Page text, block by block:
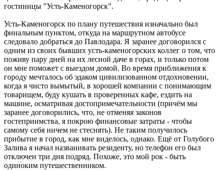
гостиницы "Усть-Каменогорск".
Усть-Каменогорск по плану путешествия изначально был
финальным пунктом, откуда на маршрутном автобусе
следовало добраться до Павлодара. Я заранее договорился с
одним из своих бывших усть-каменогорских коллег о том, что
поживу пару дней на их лесной даче в горах, и только потом
он мне поможет с выездом домой. Во время приближения к
городу мечталось об эдаком цивилизованном отдохновении,
когда я чисто вымытый, в хорошей компании с понимающим
товарищем, буду кушать в проверенных кафе, ездить на
машине, осматривая достопримечательности (причём мы
заранее договорились, что, не отменяя законов
гостеприимства, я покрою финансовые затраты - чтобы
самому себя ничем не стеснять). Не таким получилось
прибытие в город, как мне виделось, однако. Ещё от Голубого
Залива я начал названивать резиденту, но телефон его был
отключен три дня подряд. Похоже, это мой рок - быть
одиноким путешественником.